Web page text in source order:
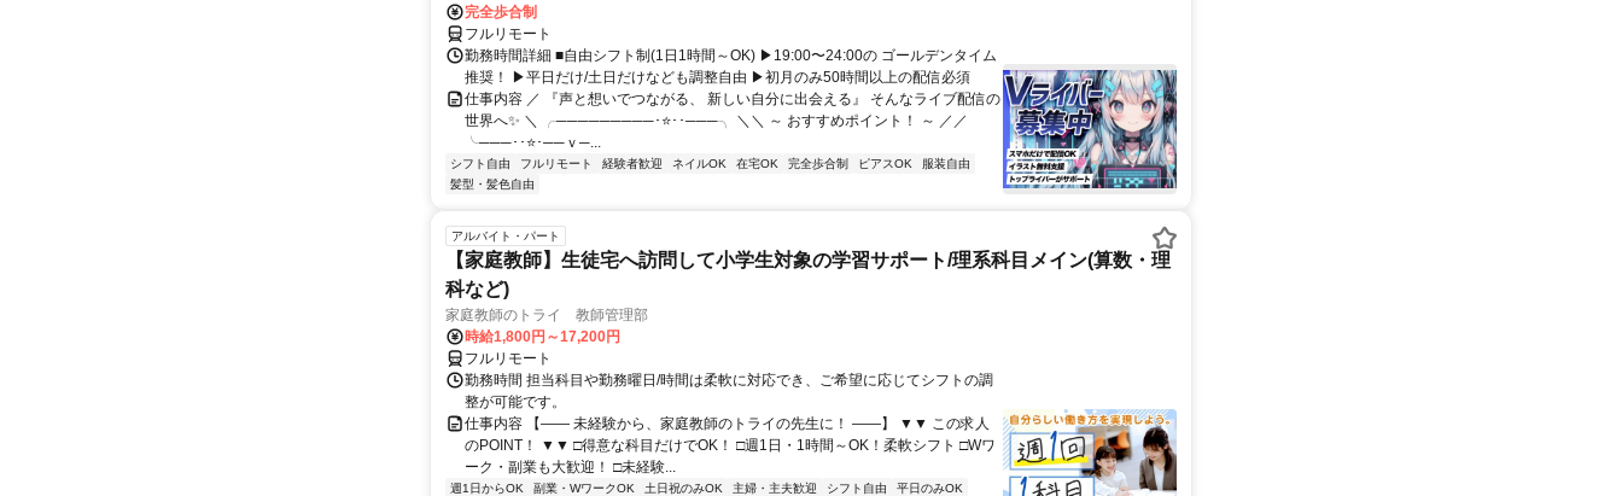
完全歩合制
フルリモート
勤務時間詳細 ■自由シフト制(1日1時間～OK) ▶19:00〜24:00の ゴールデンタイム
推奨！ ▶平日だけ/土日だけなども調整自由 ▶初月のみ50時間以上の配信必須
仕事内容 ／ 『声と想いでつながる、 新しい自分に出会える』 そんなライブ配信の
世界へ✨ ＼ ╭─────────･⭐･･───╮ ＼＼ ～ おすすめポイント！ ～ ／／
╰───･･⭐･──ｖ─...
シフト自由 フルリモート 経験者歓迎 ネイルOK 在宅OK 完全歩合制 ピアスOK
服装自由
髪型・髪色自由
アルバイト・パート
【家庭教師】生徒宅へ訪問して小学生対象の学習サポート/理系科目メイン(算数・理
科など)
家庭教師のトライ 教師管理部
時給1,800円～17,200円
フルリモート
勤務時間 担当科目や勤務曜日/時間は柔軟に対応でき、ご希望に応じてシフトの調
整が可能です。
仕事内容 【―― 未経験から、家庭教師のトライの先生に！ ――】 ▼▼ この求人
のPOINT！ ▼▼ □得意な科目だけでOK！ □週1日・1時間～OK！柔軟シフト □Wワ
ーク・副業も大歓迎！ □未経験...
週1日からOK 副業・WワークOK 土日祝のみOK 主婦・主夫歓迎 シフト自由
平日のみOK